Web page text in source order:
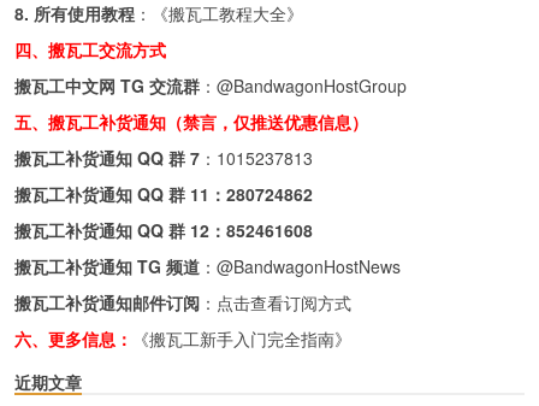
8. 所有使用教程 ：《搬瓦工教程大全》
四、搬瓦工交流方式
搬瓦工中文网 TG 交流群 ： @BandwagonHostGroup
五、搬瓦工补货通知（禁言，仅推送优惠信息）
搬瓦工补货通知 QQ 群 7 ： 1015237813
搬瓦工补货通知 QQ 群 11： 280724862
搬瓦工补货通知 QQ 群 12： 852461608
搬瓦工补货通知 TG 频道 ： @BandwagonHostNews
搬瓦工补货通知邮件订阅 ： 点击查看订阅方式
六、更多信息：
《搬瓦工新手入门完全指南》
近期文章